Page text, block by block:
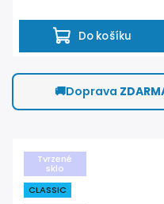
Do košíku
🚚Doprava
Tvrzené
sklo
CLASSIC